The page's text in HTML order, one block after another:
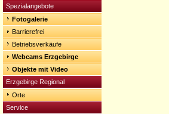
Spezialangebote
Fotogalerie
Barrierefrei
Betriebsverkäufe
Webcams Erzgebirge
Objekte mit Video
Erzgebirge Regional
Orte
Service